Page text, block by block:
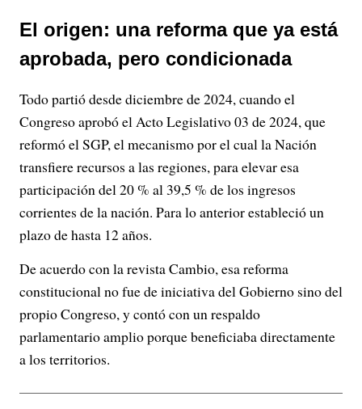
El origen: una reforma que ya está
aprobada, pero condicionada
Todo partió desde diciembre de 2024, cuando el
Congreso aprobó el Acto Legislativo 03 de 2024, que
reformó el SGP, el mecanismo por el cual la Nación
transfiere recursos a las regiones, para elevar esa
participación del 20 % al 39,5 % de los ingresos
corrientes de la nación. Para lo anterior estableció un
plazo de hasta 12 años.
De acuerdo con la revista Cambio, esa reforma
constitucional no fue de iniciativa del Gobierno sino del
propio Congreso, y contó con un respaldo
parlamentario amplio porque beneficiaba directamente
a los territorios.